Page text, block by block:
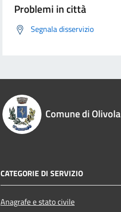
Problemi in città
Segnala disservizio
Comune di Olivola
CATEGORIE DI SERVIZIO
Anagrafe e stato civile